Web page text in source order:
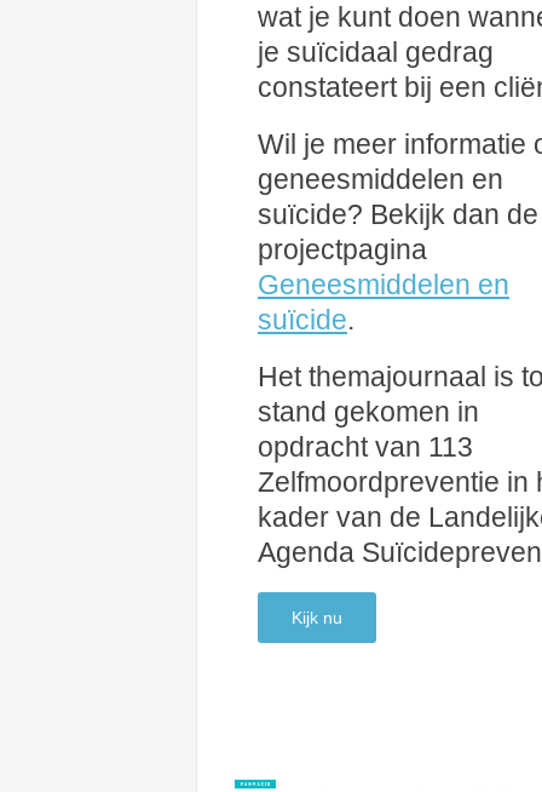
wat je kunt doen
je suïcidaal gedrag
constateert bij een
Wil je meer informatie
geneesmiddelen en
suïcide? Bekijk dan de
projectpagina
Geneesmiddelen en
suïcide.
Het themajournaal is
stand gekomen in
opdracht van 113
Zelfmoordpreventie in
kader van de
Agenda
Kijk nu